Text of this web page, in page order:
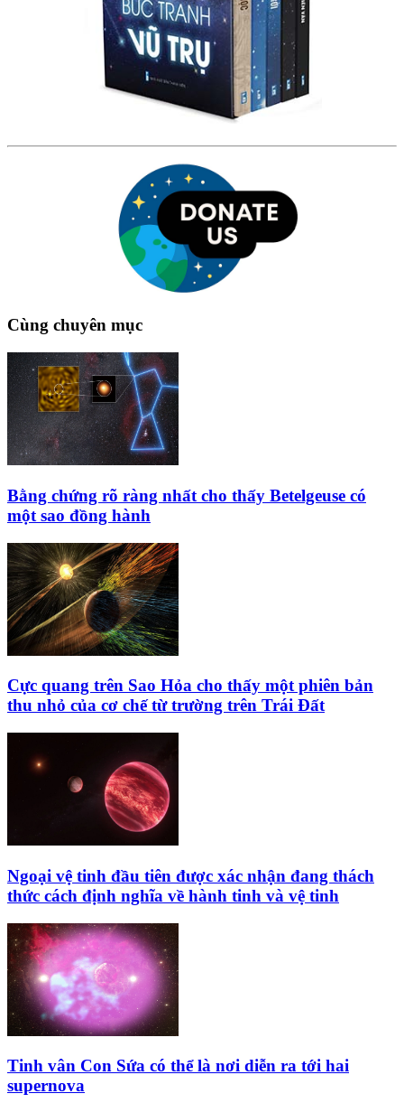
Cùng chuyên mục
Bằng chứng rõ ràng nhất cho thấy Betelgeuse có
một sao đồng hành
Cực quang trên Sao Hỏa cho thấy một phiên bản
thu nhỏ của cơ chế từ trường trên Trái Đất
Ngoại vệ tinh đầu tiên được xác nhận đang thách
thức cách định nghĩa về hành tinh và vệ tinh
Tinh vân Con Sứa có thể là nơi diễn ra tới hai
supernova